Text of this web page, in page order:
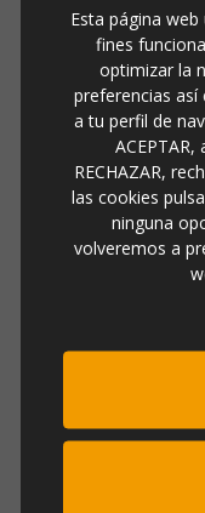
238,00 €
ESPEJO
Esta página
fines
optimizar la
preferencias
a tu perfil de
RECHAZAR,
las cookies
ninguna
volveremos a